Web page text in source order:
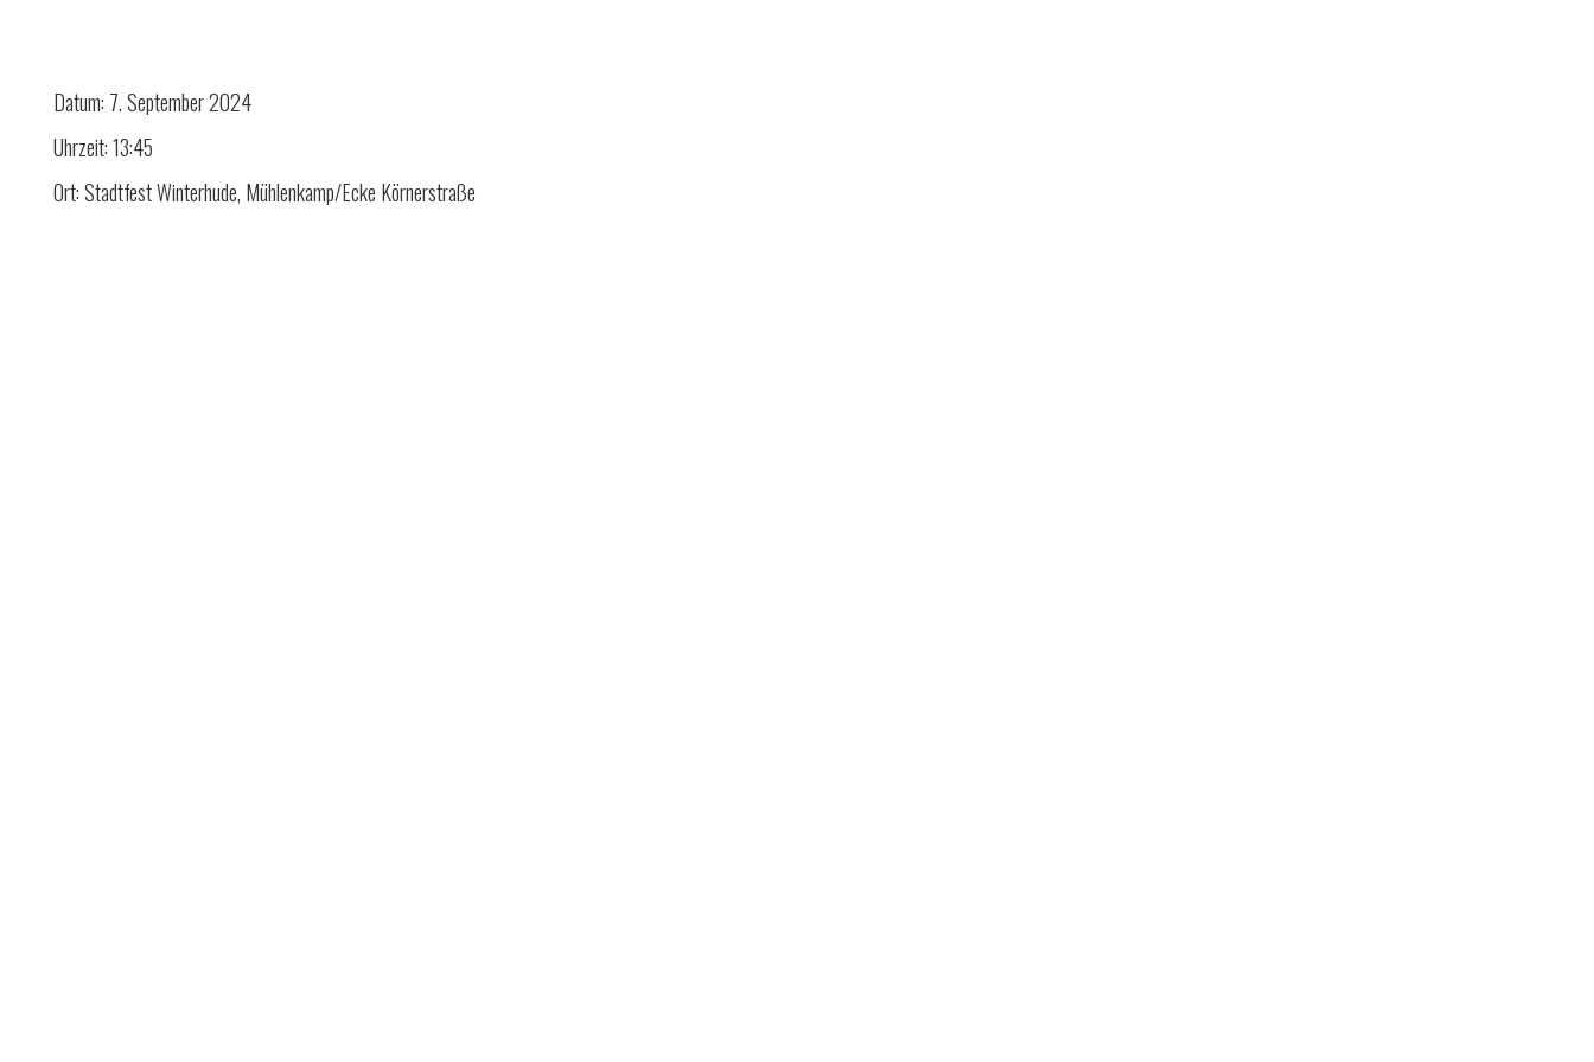
Datum: 7. September 2024
Uhrzeit:13:45
Ort:Stadtfest Winterhude, Mühlenkamp/Ecke Körnerstraße